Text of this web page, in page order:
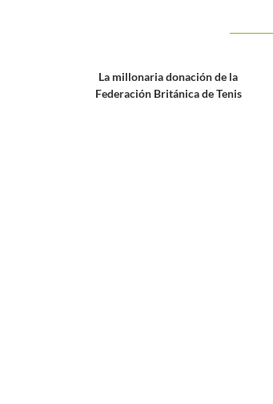
La millonaria donación de la
Federación Británica de Tenis